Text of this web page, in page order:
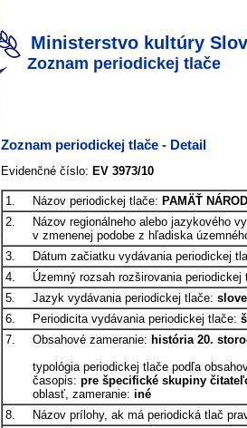
Ministerstvo kultúry
Zoznam periodickej tlače
Zoznam periodickej tlače - Detail
Evidenčné číslo: EV 3973/10
1. Názov periodickej tlače: PAMÄŤ
2.
Názov regionálneho alebo jazykového
v zmenenej podobe z hľadiska
3.
Dátum začiatku vydávania periodickej
4.
Územný rozsah rozširovania
5.
Jazyk vydávania periodickej tlače:
6.
Periodicita vydávania periodickej tlače:
7.
Obsahové zameranie: história 20.
typológia periodickej tlače podľa
časopis: pre špecifické skupiny
oblasť, zameranie: iné
8.
Názov prílohy, ak má periodická tlač